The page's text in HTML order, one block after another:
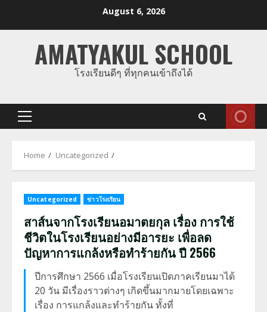
August 6, 2026
AMATYAKUL SCHOOL
โรงเรียนดีๆ ที่ทุกคนเข้าถึงได้
Primary
Home Uncategorized
Uncategorized ข่าวโรงเรียน
สาส์นจากโรงเรียนอมาตยกุล เรื่อง การใช้
ชีวิตในโรงเรียนอย่างมีอารยะ เพื่อลด
ปัญหาการแกล้งหรือทำร้ายกัน ปี 2566
ปีการศึกษา 2566 เมื่อโรงเรียนเปิดภาคเรียนมาได้
20 วัน มีเรื่องราวต่างๆ เกิดขึ้นมากมายโดยเฉพาะ
เรื่อง การแกล้งและทำร้ายกัน ทั้งที่